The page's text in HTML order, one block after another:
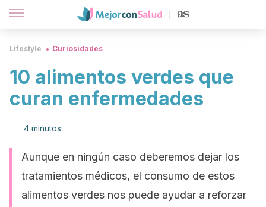
Lifestyle Curiosidades
10 alimentos verdes que
curan enfermedades
4 minutos
Aunque en ningún caso deberemos dejar los
tratamientos médicos, el consumo de estos
alimentos verdes nos puede ayudar a reforzar